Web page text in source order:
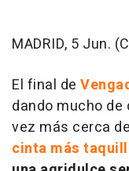
MADRID, 5 Jun.
El final de
dando mucho de
vez más cerca de
cinta más